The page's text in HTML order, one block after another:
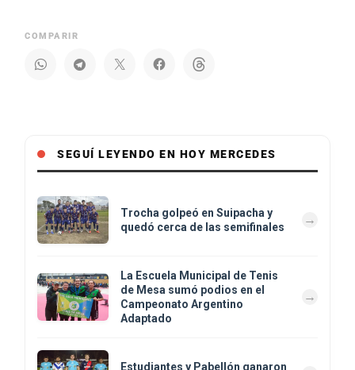
COMPARIR
SEGUÍ LEYENDO EN HOY MERCEDES
Trocha golpeó en Suipacha y
quedó cerca de las semifinales
La Escuela Municipal de Tenis
de Mesa sumó podios en el
Campeonato Argentino
Adaptado
Estudiantes y Pabellón ganaron